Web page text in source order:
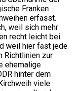
Franken
erfasst.
weil sich mehr
recht leicht bei
weil hier fast jede
Richtlinien zur
ehemalige
hinter dem
viele